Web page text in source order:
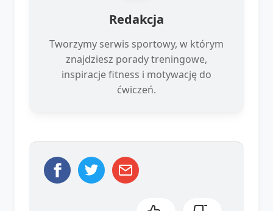
Redakcja
Tworzymy serwis sportowy, w którym
znajdziesz porady treningowe,
inspiracje fitness i motywację do
ćwiczeń.